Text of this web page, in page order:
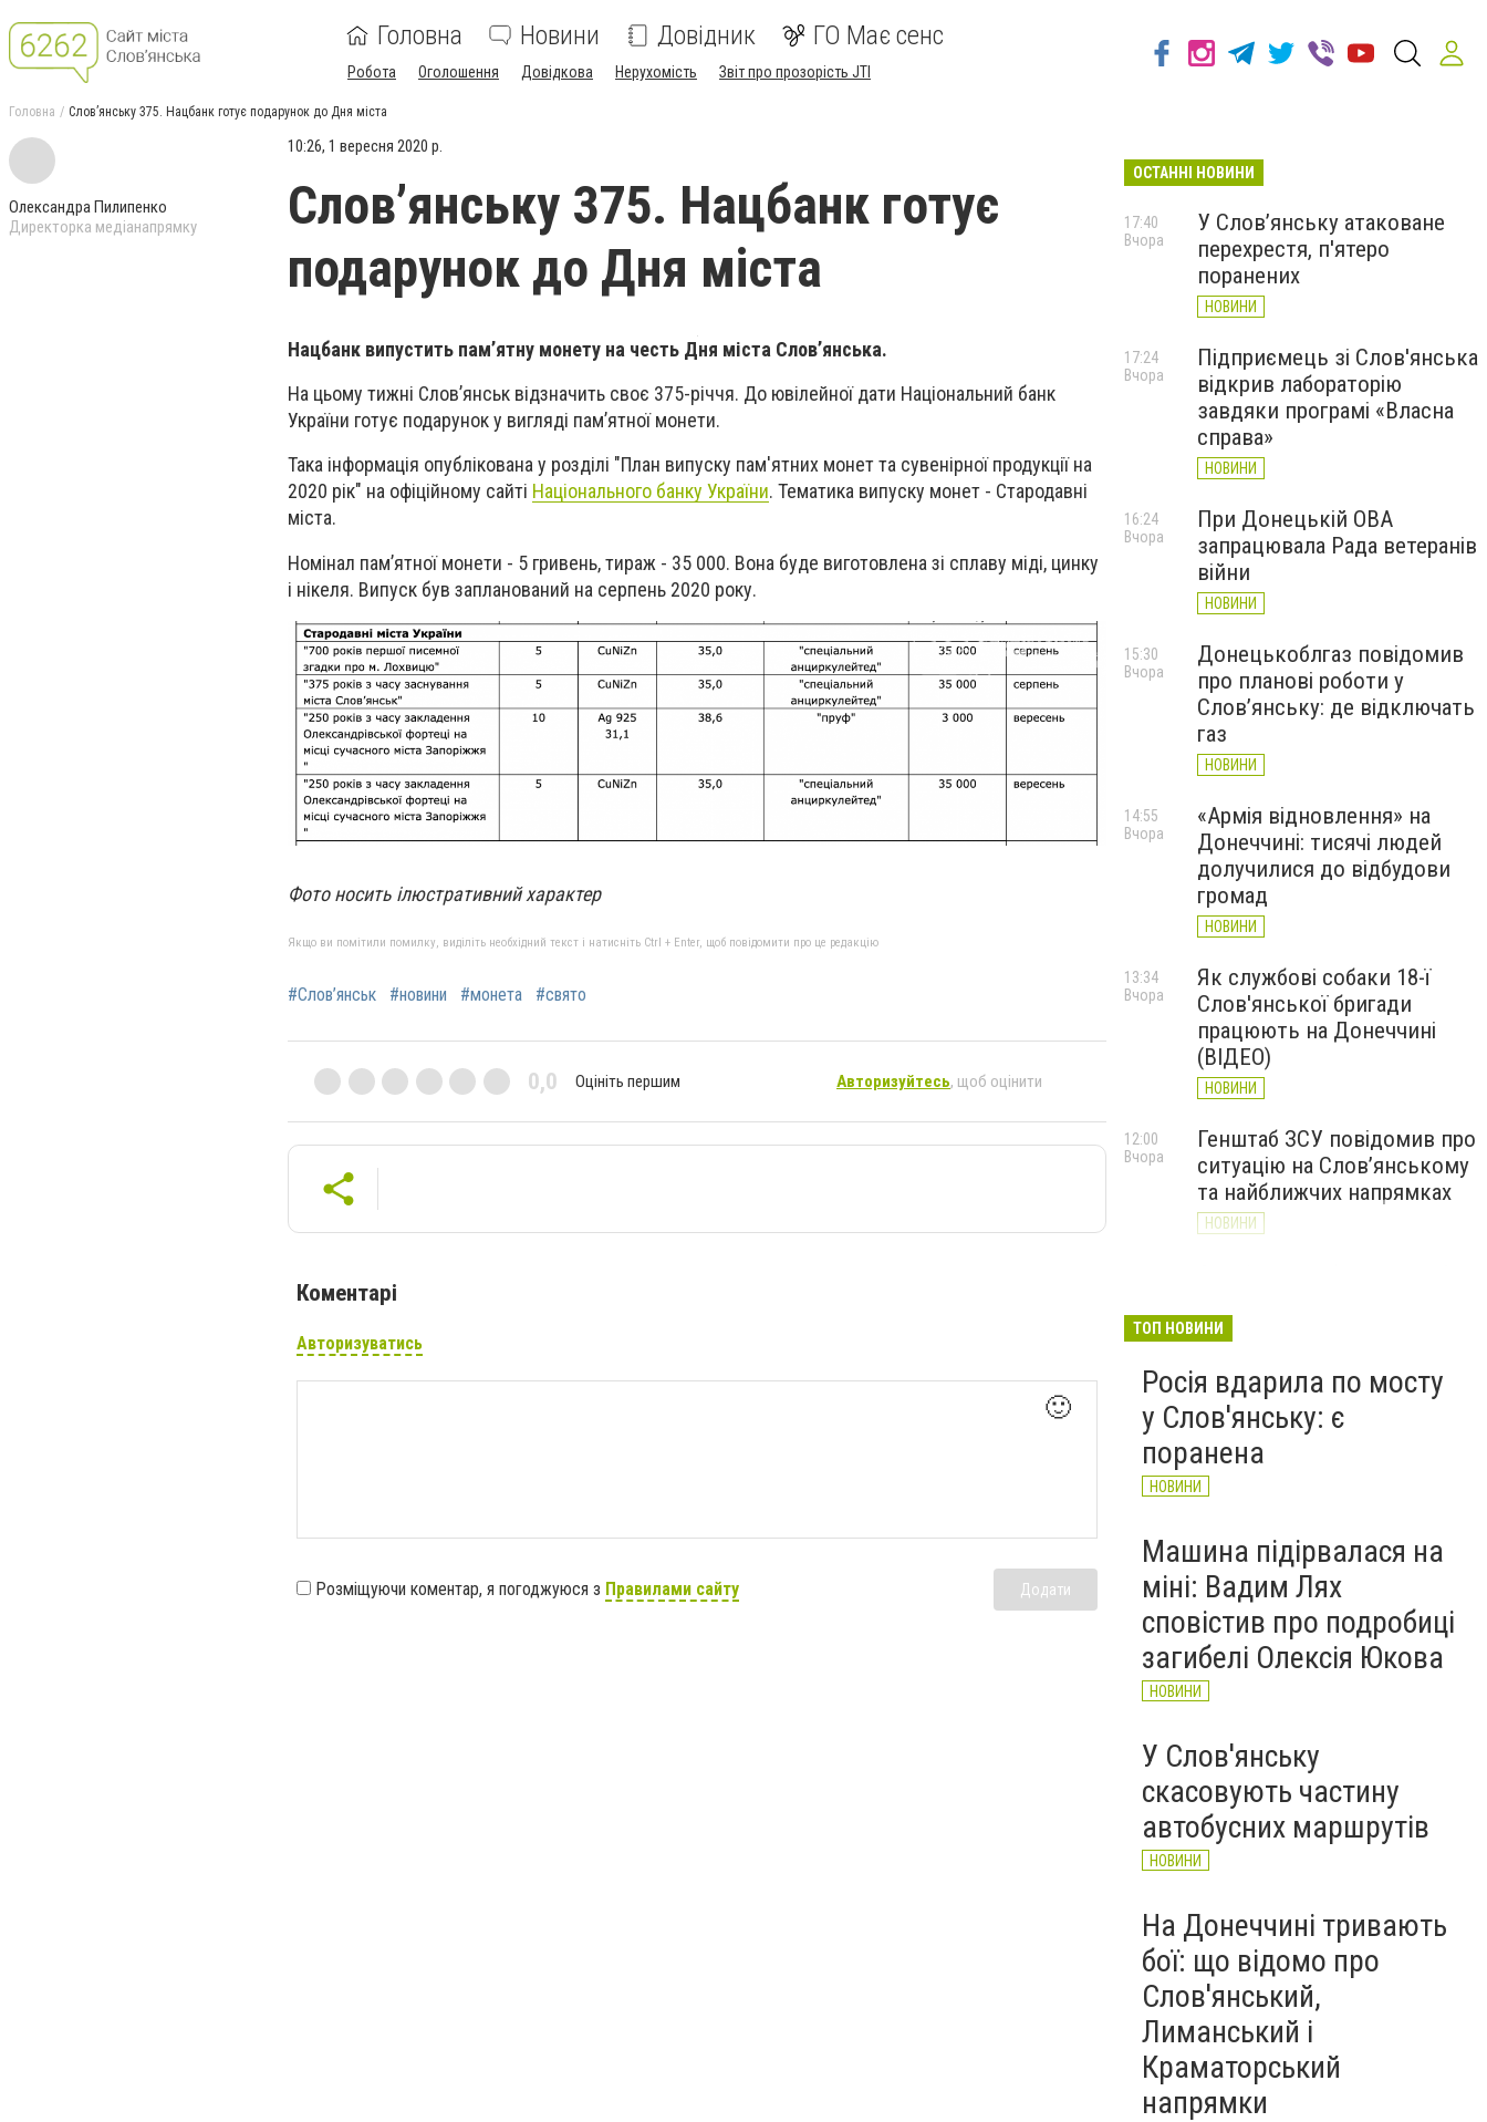
Головна Новини Довідник ГО Має сенс
Робота Оголошення Довідкова Нерухомість Звіт про прозорість JTI
Головна Слов’янську 375. Нацбанк готує подарунок до Дня міста
Олександра Пилипенко
Директорка медіанапрямку
10:26, 1 вересня 2020 р.
Слов’янську 375. Нацбанк готує
подарунок до Дня міста
Нацбанк випустить пам’ятну монету на честь Дня міста Слов’янська.
На цьому тижні Слов’янськ відзначить своє 375-річчя. До ювілейної дати Національний банк
України готує подарунок у вигляді пам’ятної монети.
Така інформація опублікована у розділі "План випуску пам'ятних монет та сувенірної продукції на
2020 рік" на офіційному сайті Національного банку України. Тематика випуску монет - Стародавні
міста.
Номінал пам’ятної монети - 5 гривень, тираж - 35 000. Вона буде виготовлена зі сплаву міді, цинку
і нікеля. Випуск був запланований на серпень 2020 року.
Фото носить ілюстративний характер
Якщо ви помітили помилку, виділіть необхідний текст і натисніть Ctrl + Enter, щоб повідомити про це редакцію
#Слов’янськ #новини #монета #свято
0,0 Оцініть першим Авторизуйтесь, щоб оцінити
Коментарі
Авторизуватись
🙂
Розміщуючи коментар, я погоджуюся з Правилами сайту Додати
ОСТАННІ НОВИНИ
У Слов’янську атаковане
перехрестя, п'ятеро
поранених
НОВИНИ
17:40
Вчора
Підприємець зі Слов'янська
відкрив лабораторію
завдяки програмі «Власна
справа»
НОВИНИ
17:24
Вчора
При Донецькій ОВА
запрацювала Рада ветеранів
війни
НОВИНИ
16:24
Вчора
Донецькоблгаз повідомив
про планові роботи у
Слов’янську: де відключать
газ
НОВИНИ
15:30
Вчора
«Армія відновлення» на
Донеччині: тисячі людей
долучилися до відбудови
громад
НОВИНИ
14:55
Вчора
Як службові собаки 18-ї
Слов'янської бригади
працюють на Донеччині
(ВІДЕО)
НОВИНИ
13:34
Вчора
Генштаб ЗСУ повідомив про
ситуацію на Слов’янському
та найближчих напрямках
НОВИНИ
12:00
Вчора
великої війни: 7 серпня
ТОП НОВИНИ
Росія вдарила по мосту
у Слов'янську: є
поранена
НОВИНИ
Машина підірвалася на
міні: Вадим Лях
сповістив про подробиці
загибелі Олексія Юкова
НОВИНИ
У Слов'янську
скасовують частину
автобусних маршрутів
НОВИНИ
На Донеччині тривають
бої: що відомо про
Слов'янський,
Лиманський і
Краматорський
напрямки